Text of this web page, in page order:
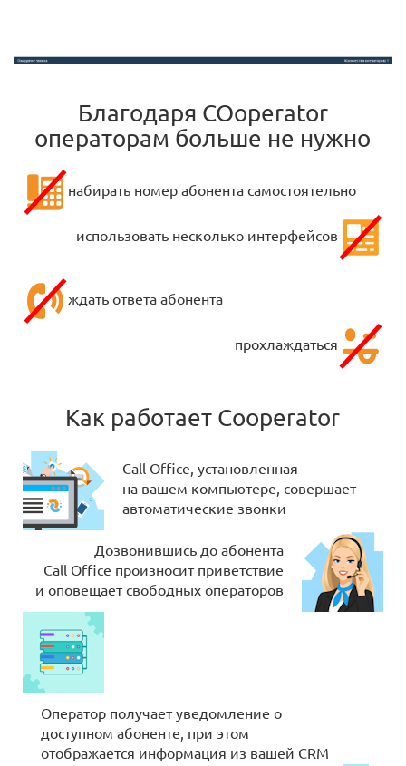
Благодаря COoperator
операторам больше не нужно
набирать номер абонента самостоятельно
использовать несколько интерфейсов
ждать ответа абонента
прохлаждаться
Как работает Cooperator
Call Office, установленная
на вашем компьютере, совершает
автоматические звонки
Дозвонившись до абонента
Call Office произносит приветствие
и оповещает свободных операторов
Оператор получает уведомление о
доступном абоненте, при этом
отображается информация из вашей CRM